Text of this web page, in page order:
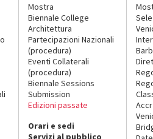
Mostra
Biennale College
Architettura
Partecipazioni Nazionali
(procedura)
Eventi Collaterali
(procedura)
Biennale Sessions
Submission
Edizioni passate
Orari e sedi
Servizi al pubblico